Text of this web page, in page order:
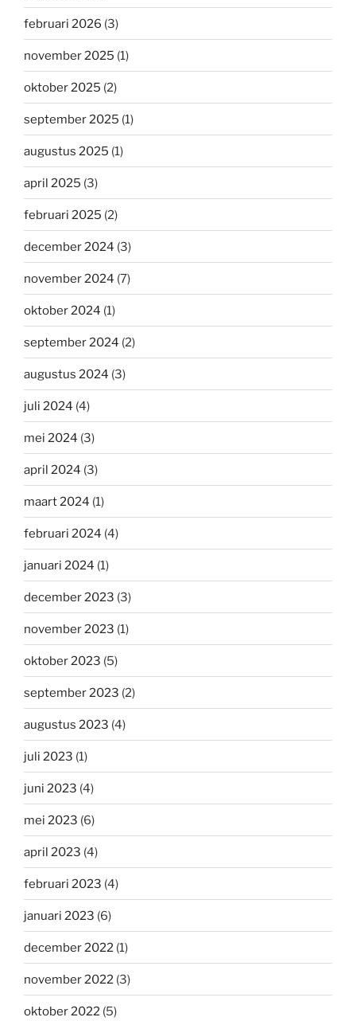
februari 2026 (3)
november 2025 (1)
oktober 2025 (2)
september 2025 (1)
augustus 2025 (1)
april 2025 (3)
februari 2025 (2)
december 2024 (3)
november 2024 (7)
oktober 2024 (1)
september 2024 (2)
augustus 2024 (3)
juli 2024 (4)
mei 2024 (3)
april 2024 (3)
maart 2024 (1)
februari 2024 (4)
januari 2024 (1)
december 2023 (3)
november 2023 (1)
oktober 2023 (5)
september 2023 (2)
augustus 2023 (4)
juli 2023 (1)
juni 2023 (4)
mei 2023 (6)
april 2023 (4)
februari 2023 (4)
januari 2023 (6)
december 2022 (1)
november 2022 (3)
oktober 2022 (5)